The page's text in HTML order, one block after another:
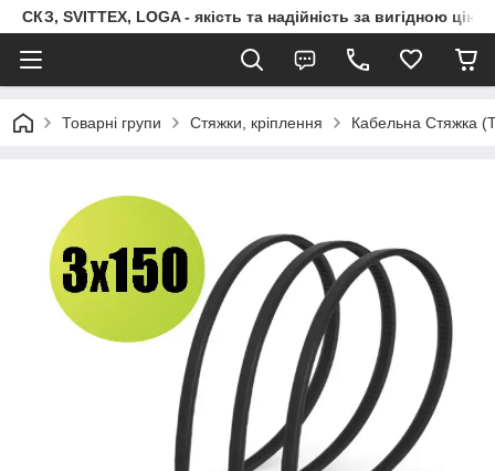
СКЗ, SVITTEX, LOGA - якість та надійність за вигідною
Товарні групи Стяжки, кріплення Кабельна Стяжка